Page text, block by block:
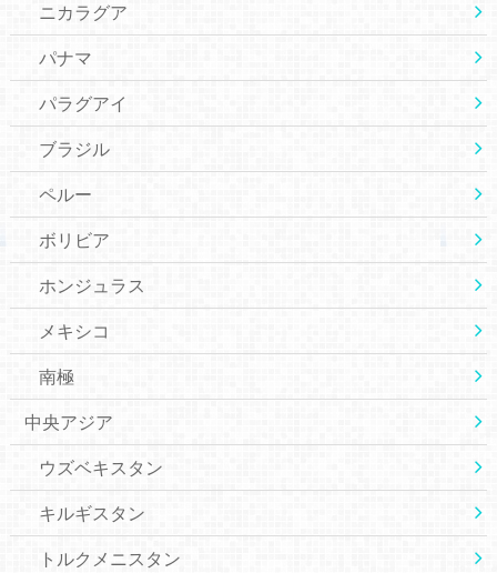
ニカラグア
パナマ
パラグアイ
ブラジル
ペルー
ボリビア
ホンジュラス
メキシコ
南極
中央アジア
ウズベキスタン
キルギスタン
トルクメニスタン